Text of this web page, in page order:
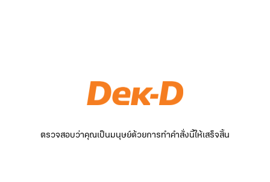
ตรวจสอบว่าคุณเป็นมนุษย์ด้วยการทำคำสั่งนี้ให้เสร็จสิ้น